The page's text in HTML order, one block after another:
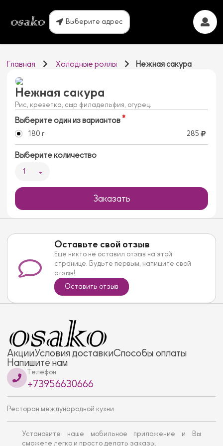
Выберите адрес
Главная Холодные роллы Нежная сакура
Нежная сакура
Рис, креветка, сыр филадельфия, огурец.
Выберите один из вариантов
180 г 285
Выберите количество
1
Заказать
Оставьте свой отзыв
Еще никто не оставил отзыв на этой
странице. Будьте первым, напишите свой
отзыв!
Оставить отзыв
АкцииУсловия доставкиСпособы оплаты
Напишите нам
Телефон
+73956630666
Ресторан международной кухни
Установите наше мобильное приложение и Вы
сможете легко и просто делать заказы.